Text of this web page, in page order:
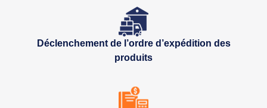
Déclenchement de l’ordre d’expédition des
produits